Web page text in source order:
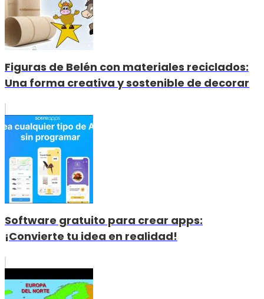
Figuras de Belén con materiales reciclados:
Una forma creativa y sostenible de decorar
Software gratuito para crear apps:
¡Convierte tu idea en realidad!